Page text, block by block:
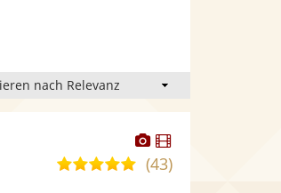
Dieser
Künstler
stellt
Dieser
Künstler
5,0(43)